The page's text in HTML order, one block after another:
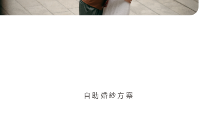
自助婚紗方案